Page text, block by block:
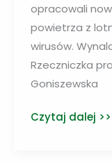
opracowali
powietrza z
wirusów.
Rzeczniczka
Goniszewska
Naukowcy
Czytaj dalej >>